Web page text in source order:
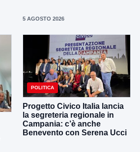
5 AGOSTO 2026
POLITICA
Progetto Civico Italia lancia
la segreteria regionale in
Campania: c’è anche
Benevento con Serena Ucci